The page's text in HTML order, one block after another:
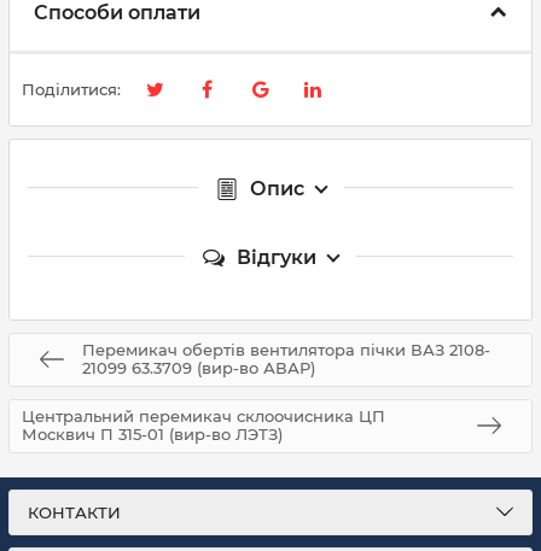
Способи оплати
Поділитися:
Опис
Відгуки
Перемикач обертів вентилятора пічки ВАЗ 2108-
21099 63.3709 (вир-во АВАР)
Центральний перемикач склоочисника ЦП
Москвич П 315-01 (вир-во ЛЭТЗ)
КОНТАКТИ